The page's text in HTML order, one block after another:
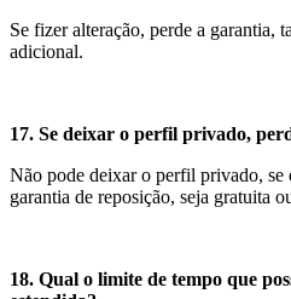
Se fizer alteração, perde a garantia,
adicional.
17. Se deixar o perfil privado,
Não pode deixar o perfil privado, se
garantia de reposição, seja gratuita
18. Qual o limite de tempo que